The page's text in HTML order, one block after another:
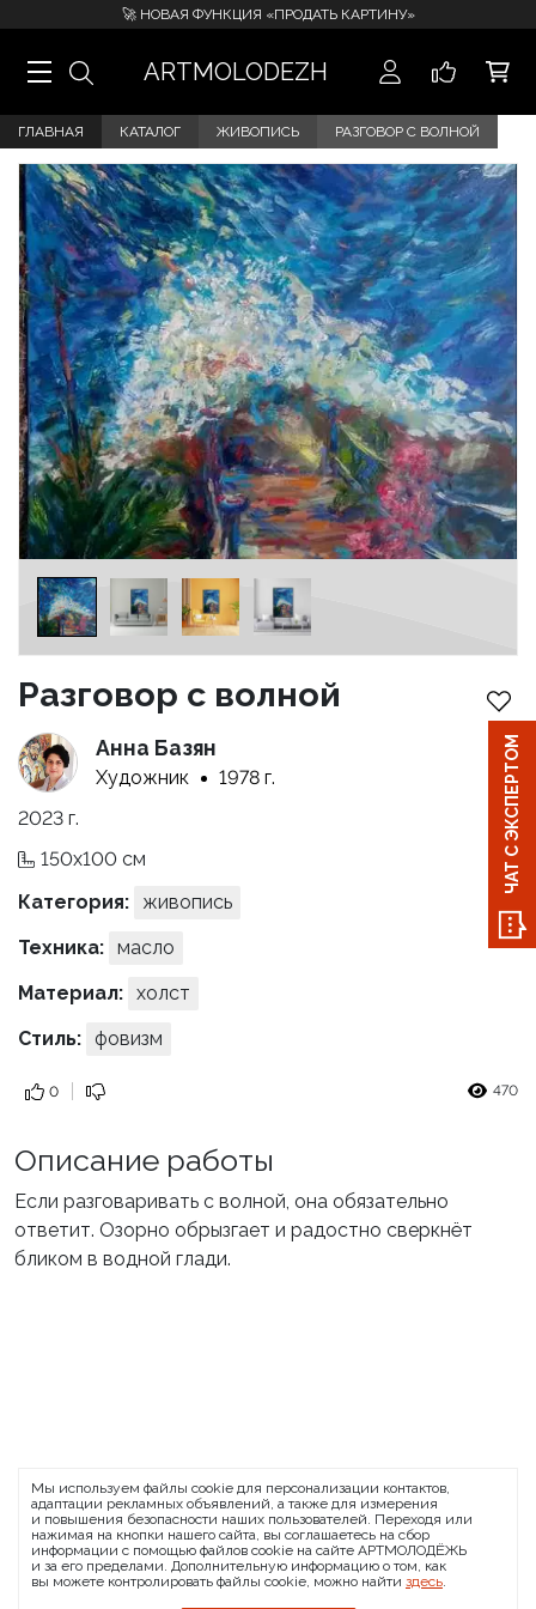
🚀 НОВАЯ ФУНКЦИЯ «ПРОДАТЬ КАРТИНУ»
ARTMOLODEZH
ГЛАВНАЯ КАТАЛОГ ЖИВОПИСЬ РАЗГОВОР С ВОЛНОЙ
Разговор с волной
Анна Базян
Художник
1978 г.
2023 г.
150x100 см
Категория:
живопись
Техника: масло
Материал: холст
Стиль: фовизм
0 470
Описание работы
Если разговаривать с волной, она обязательно
ответит. Озорно обрызгает и радостно сверкнёт
бликом в водной глади.
О проекте FAQ
Банковские реквизиты
Сообщить о баге
© 2026 АРТМОЛОДЁЖЬ
Политика конфиденциальности
ЧАТ С ЭКСПЕРТОМ
Мы используем файлы cookie для персонализации контактов,
адаптации рекламных объявлений, а также для измерения
и повышения безопасности наших пользователей. Переходя или
нажимая на кнопки нашего сайта, вы соглашаетесь на сбор
информации с помощью файлов cookie на сайте АРТМОЛОДЁЖЬ
и за его пределами. Дополнительную информацию о том, как
вы можете контролировать файлы cookie, можно найти здесь.